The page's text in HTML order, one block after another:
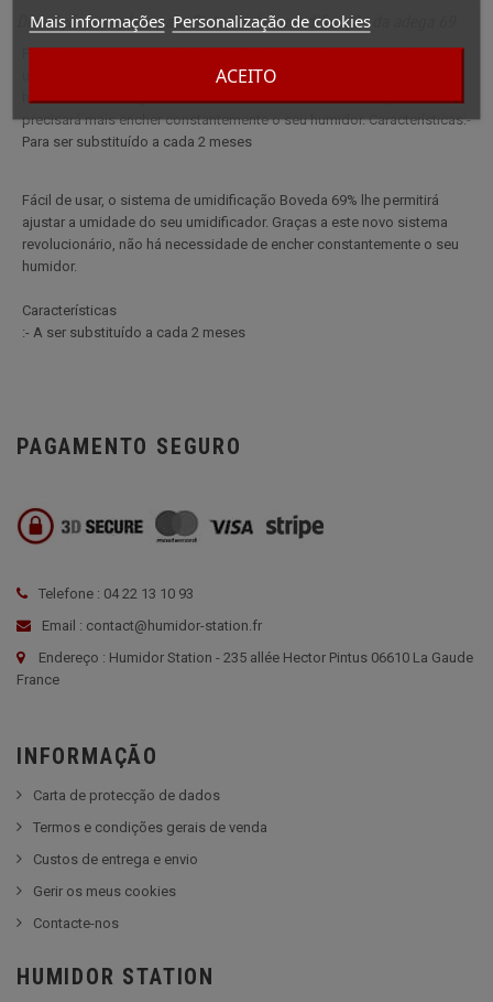
Mais informações Personalização de cookies
ACEITO
Descrição completa para Sistema de humidificação da adega 69
Fácil de usar, o sistema de humidificação Boveda O sistema de
umidificação de 69% permitirá ajustar a humidade do seu
humidificador. Graças a este novo sistema revolucionário, você não
precisará mais encher constantemente o seu humidor. Características:-
Para ser substituído a cada 2 meses
Fácil de usar, o sistema de umidificação Boveda 69% lhe permitirá
ajustar a umidade do seu umidificador. Graças a este novo sistema
revolucionário, não há necessidade de encher constantemente o seu
humidor.
Características
:- A ser substituído a cada 2 meses
PAGAMENTO SEGURO
Telefone : 04 22 13 10 93
Email : contact@humidor-station.fr
Endereço : Humidor Station - 235 allée Hector Pintus 06610 La Gaude
France
INFORMAÇÃO
Carta de protecção de dados
Termos e condições gerais de venda
Custos de entrega e envio
Gerir os meus cookies
Contacte-nos
HUMIDOR STATION